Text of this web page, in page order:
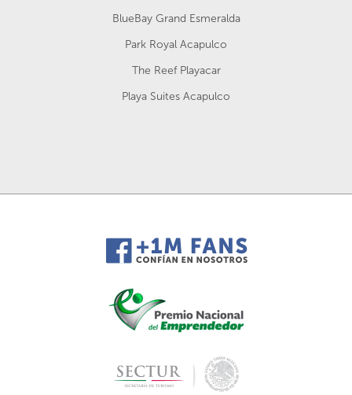
BlueBay Grand Esmeralda
Park Royal Acapulco
The Reef Playacar
Playa Suites Acapulco